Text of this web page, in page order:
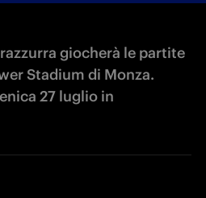
giocherà le partite
Stadium di Monza.
27 luglio in